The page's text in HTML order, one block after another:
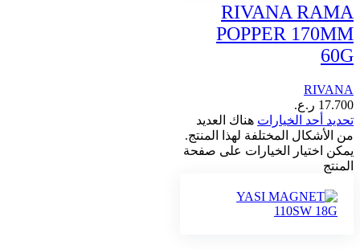
RIVANA RAMA
POPPER 170MM
60G
RIVANA
17.700 ر.ع.
تحديد أحد الخيارات هناك العديد
من الأشكال المختلفة لهذا المنتج.
يمكن اختيار الخيارات على صفحة
المنتج